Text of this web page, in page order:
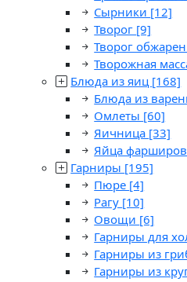
Сырники [12]
Творог [9]
Творог
Творожная
Блюда из яиц [168]
Блюда из
Омлеты [60]
Яичница [33]
Яйца
Гарниры [195]
Пюре [4]
Рагу [10]
Овощи [6]
Гарниры для
Гарниры из
Гарниры из